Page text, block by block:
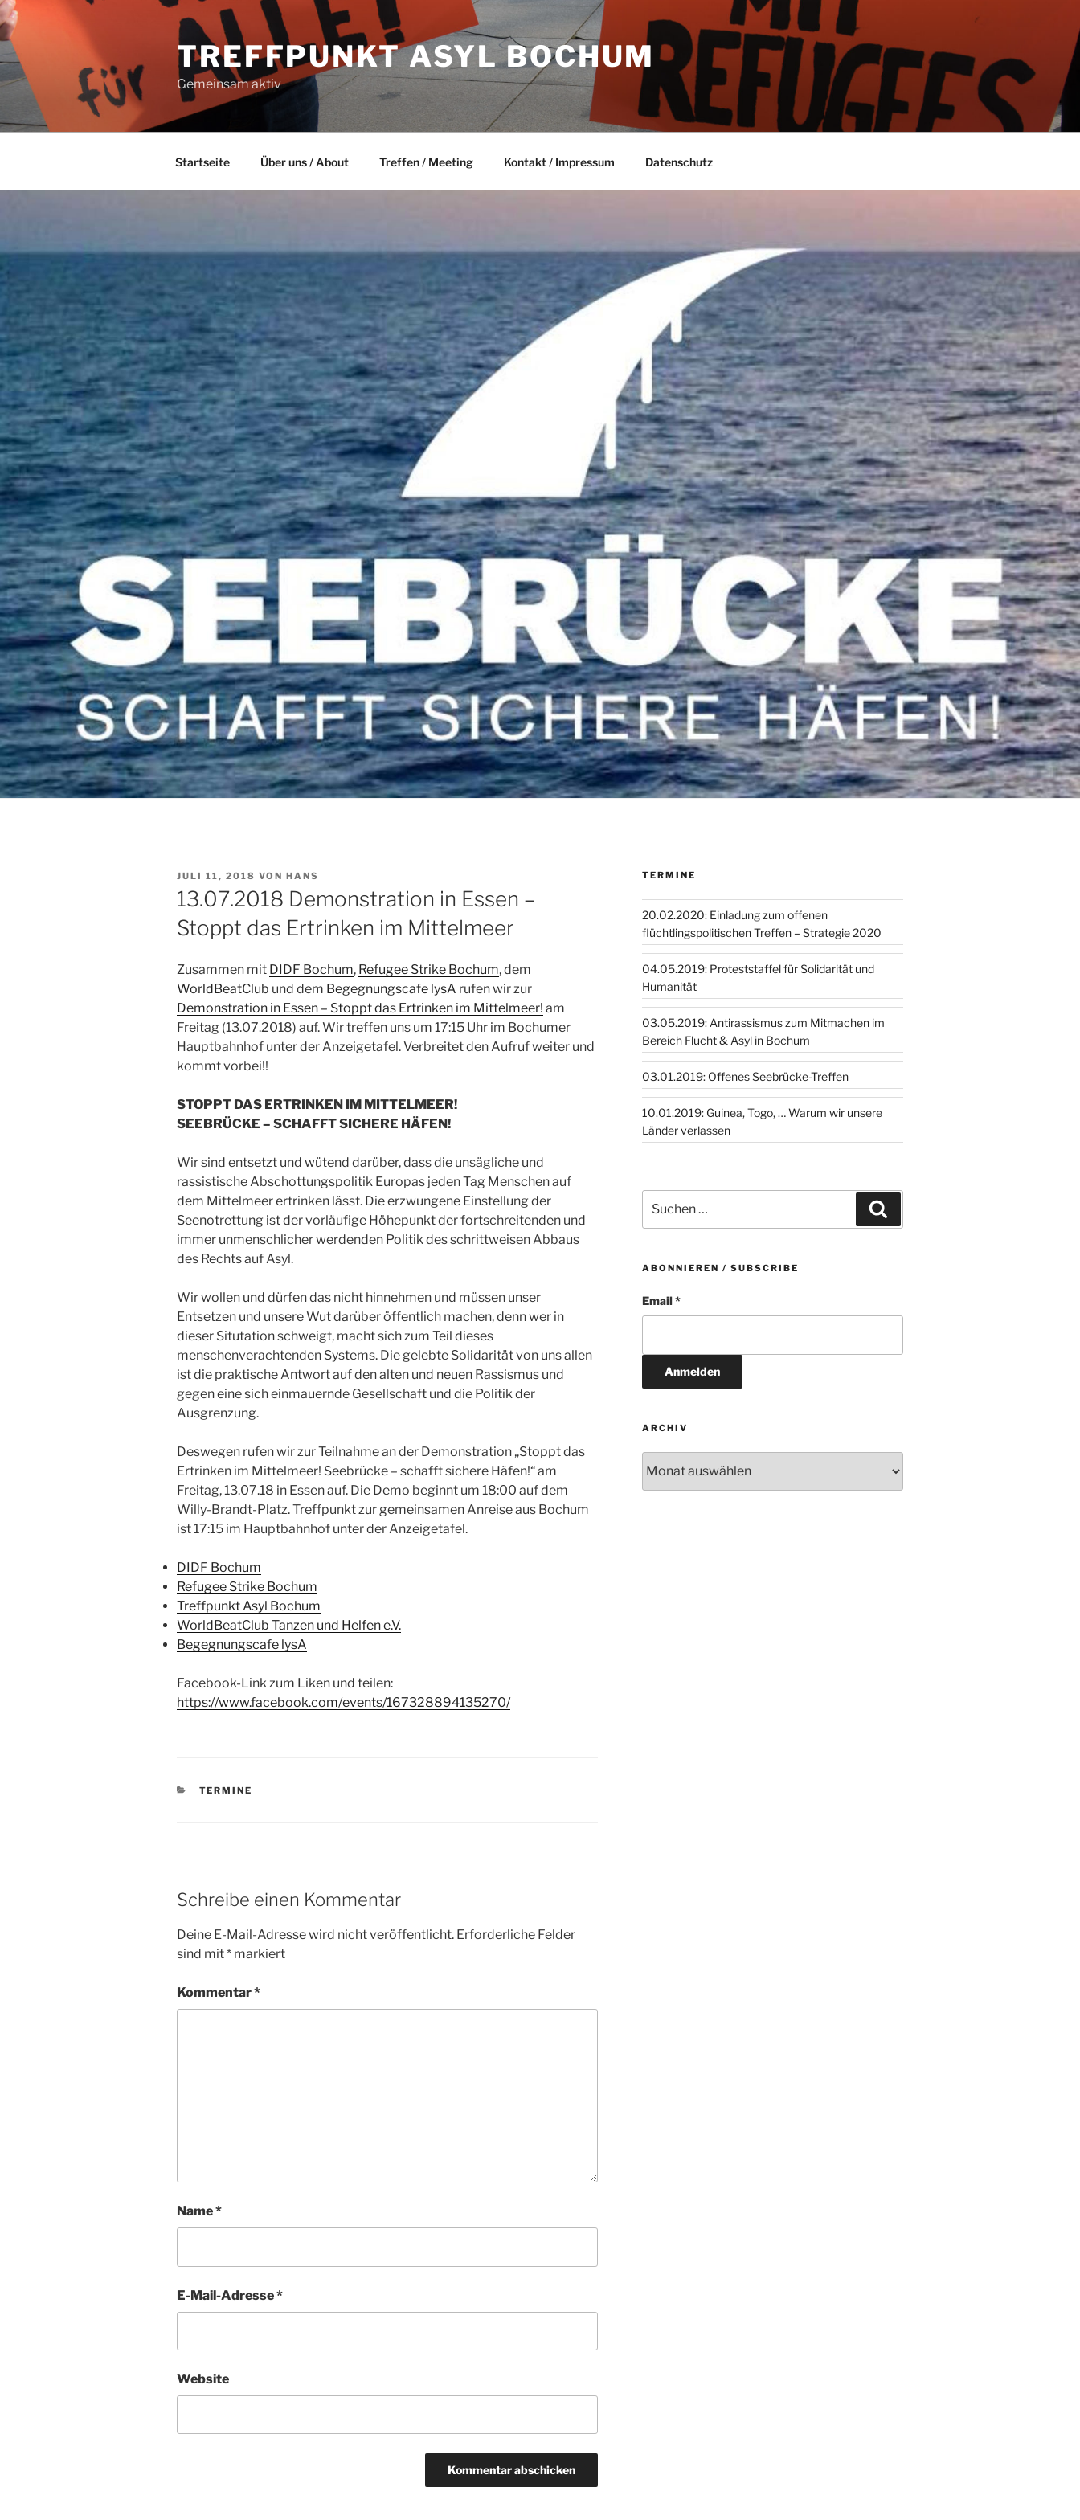
Zum
Inhalt
springen
TREFFPUNKT ASYL BOCHUM
Gemeinsam aktiv
Startseite Über uns / About Treffen / Meeting Kontakt / Impressum Datenschutz
VERÖFFENTLICHT
AM
JULI 11, 2018 VON HANS
13.07.2018 Demonstration in Essen –
Stoppt das Ertrinken im Mittelmeer
Zusammen mit DIDF Bochum, Refugee Strike Bochum, dem
WorldBeatClub und dem Begegnungscafe lysA rufen wir zur
Demonstration in Essen – Stoppt das Ertrinken im Mittelmeer! am
Freitag (13.07.2018) auf. Wir treffen uns um 17:15 Uhr im Bochumer
Hauptbahnhof unter der Anzeigetafel. Verbreitet den Aufruf weiter und
kommt vorbei!!
STOPPT DAS ERTRINKEN IM MITTELMEER!
SEEBRÜCKE – SCHAFFT SICHERE HÄFEN!
Wir sind entsetzt und wütend darüber, dass die unsägliche und
rassistische Abschottungspolitik Europas jeden Tag Menschen auf
dem Mittelmeer ertrinken lässt. Die erzwungene Einstellung der
Seenotrettung ist der vorläufige Höhepunkt der fortschreitenden und
immer unmenschlicher werdenden Politik des schrittweisen Abbaus
des Rechts auf Asyl.
Wir wollen und dürfen das nicht hinnehmen und müssen unser
Entsetzen und unsere Wut darüber öffentlich machen, denn wer in
dieser Situtation schweigt, macht sich zum Teil dieses
menschenverachtenden Systems. Die gelebte Solidarität von uns allen
ist die praktische Antwort auf den alten und neuen Rassismus und
gegen eine sich einmauernde Gesellschaft und die Politik der
Ausgrenzung.
Deswegen rufen wir zur Teilnahme an der Demonstration „Stoppt das
Ertrinken im Mittelmeer! Seebrücke – schafft sichere Häfen!“ am
Freitag, 13.07.18 in Essen auf. Die Demo beginnt um 18:00 auf dem
Willy-Brandt-Platz. Treffpunkt zur gemeinsamen Anreise aus Bochum
ist 17:15 im Hauptbahnhof unter der Anzeigetafel.
DIDF Bochum
Refugee Strike Bochum
Treffpunkt Asyl Bochum
WorldBeatClub Tanzen und Helfen e.V.
Begegnungscafe lysA
Facebook-Link zum Liken und teilen:
https://www.facebook.com/events/167328894135270/
KATEGORIEN
TERMINE
Schreibe einen Kommentar
Deine E-Mail-Adresse wird nicht veröffentlicht. Erforderliche Felder
sind mit* markiert
Kommentar*
Name*
E-Mail-Adresse*
Website
TERMINE
20.02.2020: Einladung zum offenen
flüchtlingspolitischen Treffen – Strategie 2020
04.05.2019: Proteststaffel für Solidarität und
Humanität
03.05.2019: Antirassismus zum Mitmachen im
Bereich Flucht & Asyl in Bochum
03.01.2019: Offenes Seebrücke-Treffen
10.01.2019: Guinea, Togo, … Warum wir unsere
Länder verlassen
nach:
ABONNIEREN / SUBSCRIBE
Email *
ARCHIV